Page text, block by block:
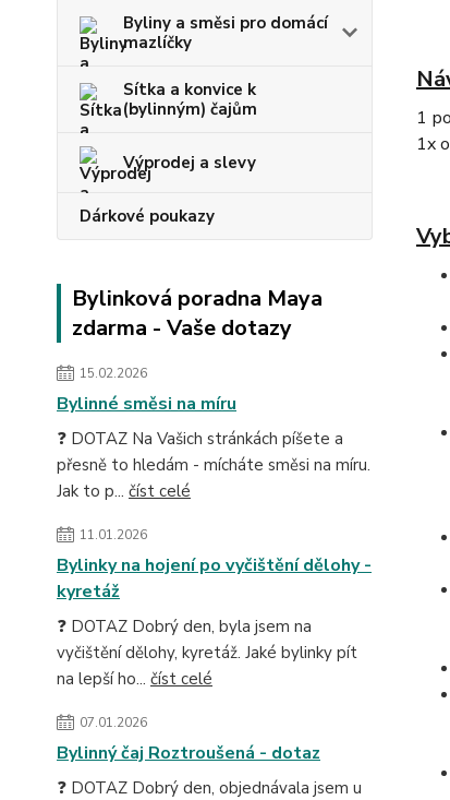
Byliny a směsi pro domácí
mazlíčky
Sítka a konvice k
(bylinným) čajům
Výprodej a slevy
Dárkové poukazy
Bylinková poradna Maya
zdarma - Vaše dotazy
15.02.2026
Bylinné směsi na míru
❓ DOTAZ Na Vašich stránkách píšete a
přesně to hledám - mícháte směsi na míru.
Jak to p... číst celé
11.01.2026
Bylinky na hojení po vyčištění dělohy -
kyretáž
❓ DOTAZ Dobrý den, byla jsem na
vyčištění dělohy, kyretáž. Jaké bylinky pít
na lepší ho... číst celé
07.01.2026
Bylinný čaj Roztroušená - dotaz
❓ DOTAZ Dobrý den, objednávala jsem u
1
1x